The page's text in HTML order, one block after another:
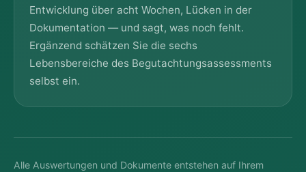
Entwicklung über acht Wochen, Lücken in der
Dokumentation — und sagt, was noch fehlt.
Ergänzend schätzen Sie die sechs
Lebensbereiche des Begutachtungsassessments
selbst ein.
Alle Auswertungen und Dokumente entstehen auf Ihrem